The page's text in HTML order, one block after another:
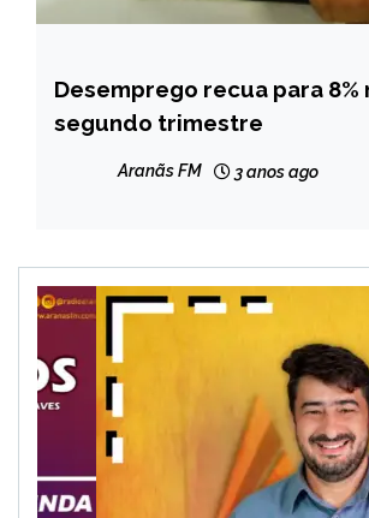
BRASIL
NOTÍCIAS
Desemprego recua para 8%
segundo trimestre
Aranãs FM 3 anos ago